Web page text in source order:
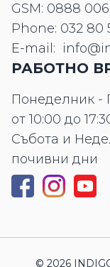
GSM: 0888
Phone: 032 80
E-mail:
РАБОТНО
Понеделник -
от 10:00 до
Събота и
почивни дни
© 2026